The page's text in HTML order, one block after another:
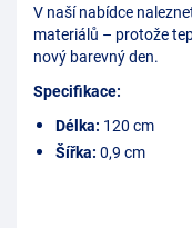
V naší nabídce
materiálů – protože
nový barevný den.
Specifikace:
Délka: 120 cm
Šířka: 0,9 cm